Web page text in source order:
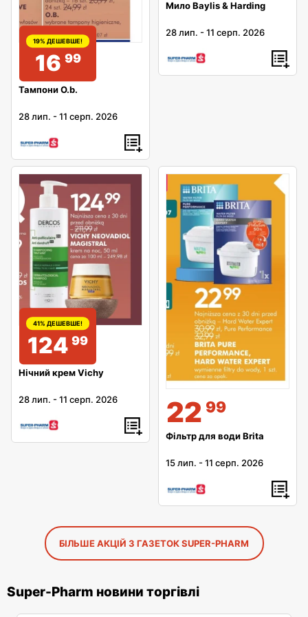
19% ДЕШЕВШЕ!
16 99
Тампони O.b.
28 лип. -11 серп. 2026
Мило Baylis & Harding
28 лип. -11 серп. 2026
41% ДЕШЕВШЕ!
124 99
Нічний крем Vichy
28 лип. -11 серп. 2026 22 99
Фільтр для води Brita
15 лип. -11 серп. 2026
БІЛЬШЕ АКЦІЙ З ГАЗЕТОК SUPER-PHARM
Super-Pharm новини торгівлі